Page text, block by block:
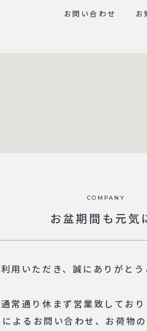
お問い合わせ お
COMPANY
お盆期間も元気
用いただき、誠にありがとう
常通り休まず営業致しており
よるお問い合わせ、お荷物